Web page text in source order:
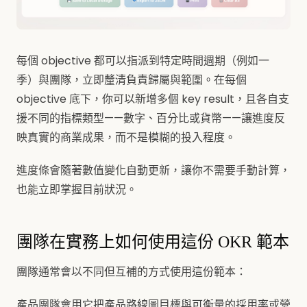
每個 objective 都可以指派到特定時間週期（例如一
季）與團隊，立即釐清負責歸屬與範圍。在每個
objective 底下，你可以新增多個 key result，且各自支
援不同的指標類型——數字、百分比或貨幣——讓進度反
映真實的商業成果，而不是模糊的投入程度。
進度條會隨著數值變化自動更新，讓你不需要手動計算，
也能立即掌握目前狀況。
團隊在實務上如何使用這份 OKR 範本
團隊通常會以不同但互補的方式使用這份範本：